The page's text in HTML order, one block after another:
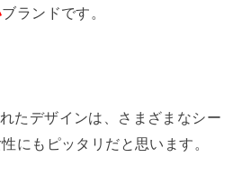
ブランドです。
たデザインは、さまざまなシー
にもピッタリだと思います。